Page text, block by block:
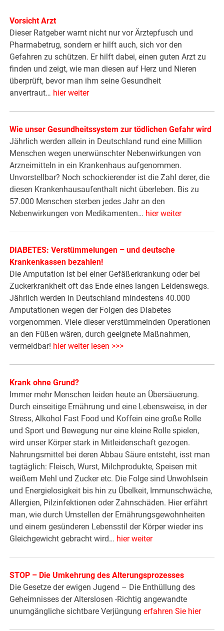
Vorsicht Arzt
Dieser Ratgeber warnt nicht nur vor Ärztepfusch und
Pharmabetrug, sondern er hilft auch, sich vor den
Gefahren zu schützen. Er hilft dabei, einen guten Arzt zu
finden und zeigt, wie man diesen auf Herz und Nieren
überprüft, bevor man ihm seine Gesundheit
anvertraut… hier weiter
Wie unser Gesundheitssystem zur tödlichen Gefahr wird
Jährlich werden allein in Deutschland rund eine Million
Menschen wegen unerwünschter Nebenwirkungen von
Arzneimitteln in ein Krankenhaus aufgenommen.
Unvorstellbar? Noch schockierender ist die Zahl derer, die
diesen Krankenhausaufenthalt nicht überleben. Bis zu
57.000 Menschen sterben jedes Jahr an den
Nebenwirkungen von Medikamenten… hier weiter
DIABETES: Verstümmelungen – und deutsche
Krankenkassen bezahlen!
Die Amputation ist bei einer Gefäßerkrankung oder bei
Zuckerkrankheit oft das Ende eines langen Leidenswegs.
Jährlich werden in Deutschland mindestens 40.000
Amputationen wegen der Folgen des Diabetes
vorgenommen. Viele dieser verstümmelnden Operationen
an den Füßen wären, durch geeignete Maßnahmen,
vermeidbar! hier weiter lesen >>>
Krank ohne Grund?
Immer mehr Menschen leiden heute an Übersäuerung.
Durch einseitige Ernährung und eine Lebensweise, in der
Stress, Alkohol Fast Food und Koffein eine große Rolle
und Sport und Bewegung nur eine kleine Rolle spielen,
wird unser Körper stark in Mitleidenschaft gezogen.
Nahrungsmittel bei deren Abbau Säure entsteht, isst man
tagtäglich: Fleisch, Wurst, Milchprodukte, Speisen mit
weißem Mehl und Zucker etc. Die Folge sind Unwohlsein
und Energielosigkeit bis hin zu Übelkeit, Immunschwäche,
Allergien, Pilzinfektionen oder Zahnschäden. Hier erfährt
man, wie durch Umstellen der Ernährungsgewohnheiten
und einem gesünderen Lebensstil der Körper wieder ins
Gleichgewicht gebracht wird… hier weiter
STOP – Die Umkehrung des Alterungsprozesses
Die Gesetze der ewigen Jugend – Die Enthüllung des
Geheimnisses der Alterslosen -Richtig angewandte
unumgängliche sichtbare Verjüngungerfahren Sie hier